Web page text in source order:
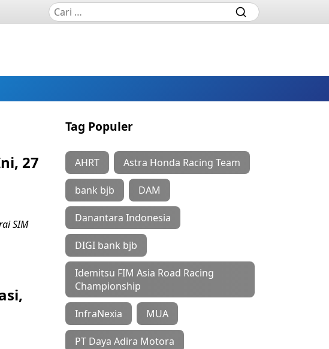
27
SIM
Tag Populer
AHRT Astra Honda Racing Team
bank bjb DAM
Danantara Indonesia
DIGI bank bjb
Idemitsu FIM Asia Road Racing
Championship
InfraNexia MUA
PT Daya Adira Motora